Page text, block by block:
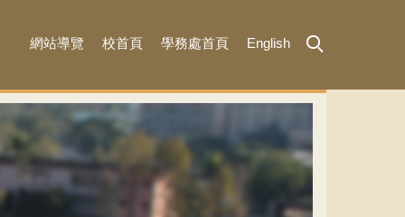
網站導覽 校首頁 學務處首頁 English